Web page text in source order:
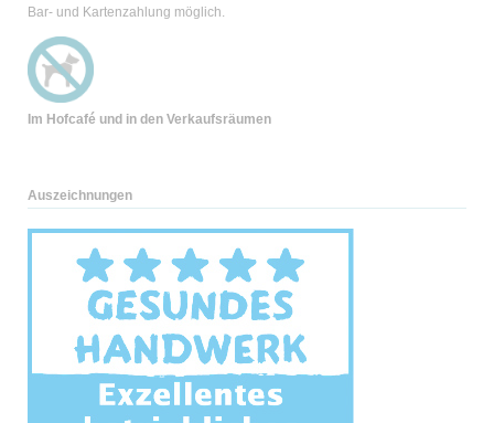
Bar- und Kartenzahlung möglich.
Im Hofcafé und in den Verkaufsräumen
Auszeichnungen